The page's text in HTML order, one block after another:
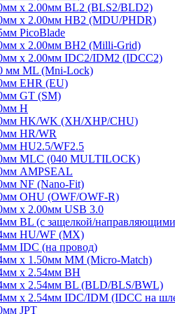
x 2.00мм BL2 (BLS2/BLD2)
x 2.00мм HB2 (MDU/PHDR)
PicoBlade
х 2.00мм BH2 (Milli-Grid)
х 2.00мм IDC2/IDM2 (IDCC2)
мм ML (Mni-Lock)
EHR (EU)
GT (SM)
H
HK/WK (XH/XHP/CHU)
HR/WR
HU2.5/WF2.5
MLC (040 MULTILOCK)
AMPSEAL
NF (Nano-Fit)
OHU (OWF/OWF-R)
x 2.00мм USB 3.0
BL (с защелкой/
HU/WF (MX)
IDC (на провод)
х 1.50мм MM (Micro-Match)
х 2.54мм BH
х 2.54мм BL (BLD/BLS/BWL)
х 2.54мм IDC/IDM (IDCC на
JPT